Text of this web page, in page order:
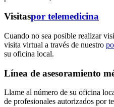
Visitaspor telemedicina
Cuando no sea posible realizar
visita virtual a través de nuestro
su oficina local.
Línea de asesoramiento
Llame al número de su oficina
de profesionales autorizados por